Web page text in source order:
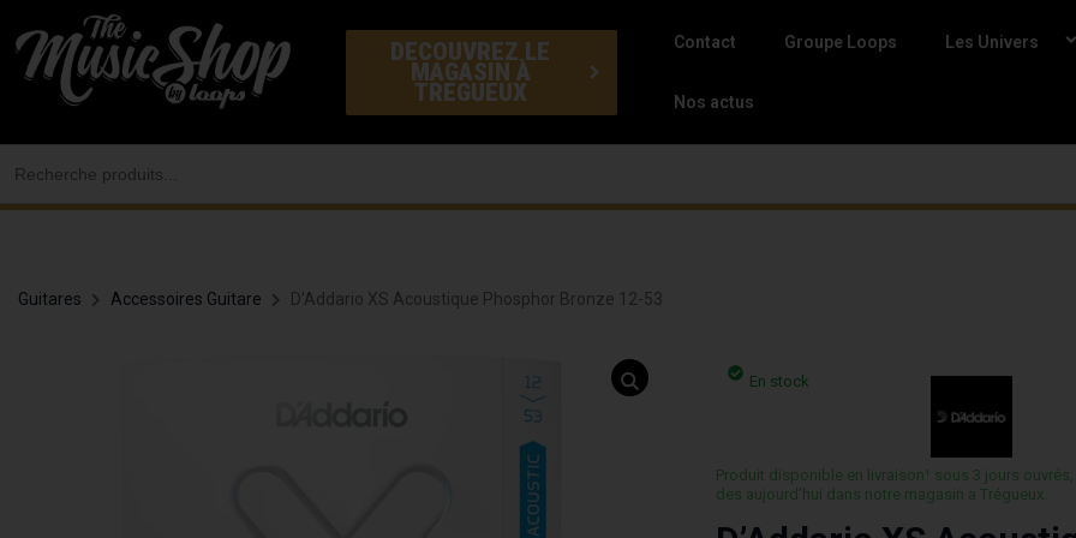
au
contenu
DECOUVREZ LE
MAGASIN À
TREGUEUX
Contact Groupe Loops Les Univers
Nos actus
Guitares Accessoires Guitare D’Addario XS Acoustique Phosphor Bronze 12-53
En stock
Produit disponible en livraison¹ sous 3 jours ouvrés,
des aujourd’hui dans notre magasin a Trégueux.